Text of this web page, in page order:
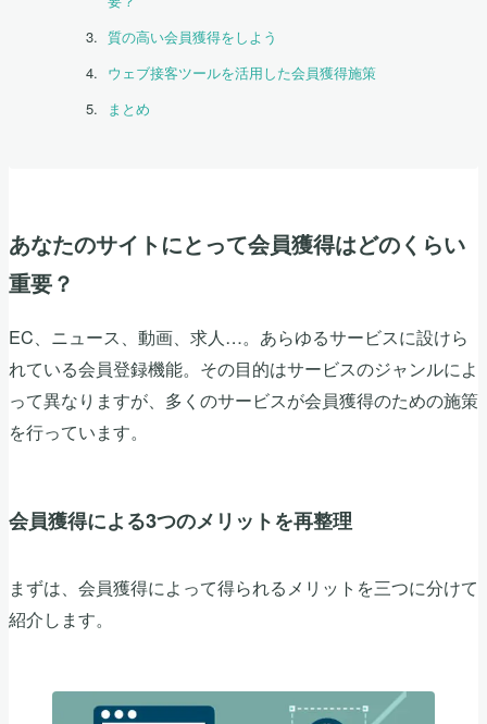
質の高い会員獲得をしよう
ウェブ接客ツールを活用した会員獲得施策
まとめ
あなたのサイトにとって会員獲得はどのくらい
重要？
EC、ニュース、動画、求人…。あらゆるサービスに設けら
れている会員登録機能。その目的はサービスのジャンルによ
って異なりますが、多くのサービスが会員獲得のための施策
を行っています。
会員獲得による3つのメリットを再整理
まずは、会員獲得によって得られるメリットを三つに分けて
紹介します。